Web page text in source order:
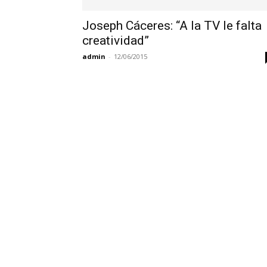
Joseph Cáceres: “A la TV le falta
creatividad”
admin - 12/06/2015